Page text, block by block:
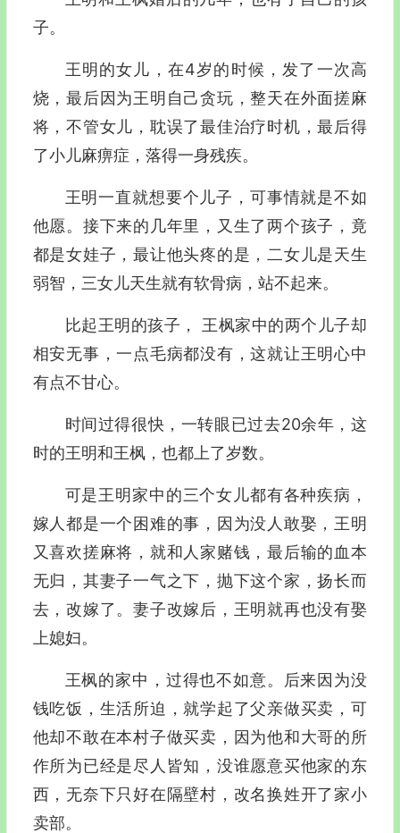
子。
王明的女儿，在4岁的时候，发了一次高
烧，最后因为王明自己贪玩，整天在外面搓麻
将，不管女儿，耽误了最佳治疗时机，最后得
了小儿麻痹症，落得一身残疾。
王明一直就想要个儿子，可事情就是不如
他愿。接下来的几年里，又生了两个孩子，竟
都是女娃子，最让他头疼的是，二女儿是天生
弱智，三女儿天生就有软骨病，站不起来。
比起王明的孩子， 王枫家中的两个儿子却
相安无事，一点毛病都没有，这就让王明心中
有点不甘心。
时间过得很快，一转眼已过去20余年，这
时的王明和王枫，也都上了岁数。
可是王明家中的三个女儿都有各种疾病，
嫁人都是一个困难的事，因为没人敢娶，王明
又喜欢搓麻将，就和人家赌钱，最后输的血本
无归，其妻子一气之下，抛下这个家，扬长而
去，改嫁了。妻子改嫁后，王明就再也没有娶
上媳妇。
王枫的家中，过得也不如意。后来因为没
钱吃饭，生活所迫，就学起了父亲做买卖，可
他却不敢在本村子做买卖，因为他和大哥的所
作所为已经是尽人皆知，没谁愿意买他家的东
西，无奈下只好在隔壁村，改名换姓开了家小
卖部。